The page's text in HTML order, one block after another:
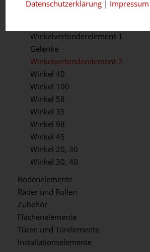
Winkel / Gelenke
Winkelverbinderelement-1
Gelenke
Winkelverbinderelement-2
Winkel 40
Winkel 100
Winkel 58
Winkel 35
Winkel 98
Winkel 45
Winkel 20, 30
Winkel 30, 40
Bodenelemente
Räder und Rollen
Zubehör
Flächenelemente
Türen und Türelemente
Installationselemente
Datenschutzerklärung | Impressum